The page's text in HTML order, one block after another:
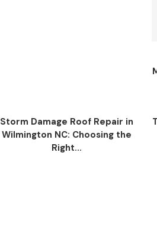
Storm Damage Roof Repair in
Wilmington NC: Choosing the
Right...